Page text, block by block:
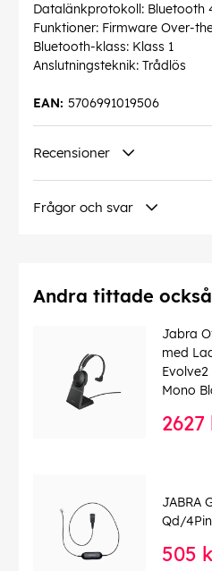
Datalänkprotokoll: Bluetooth
Funktioner: Firmware Over-
Bluetooth-klass: Klass 1
Anslutningsteknik: Trådlös
5706991019506
EAN:
Recensioner
Frågor och svar
Andra tittade
Jabra
med
Mono
JABRA
Qd/
505